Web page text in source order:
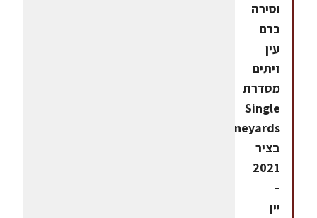
וסירה
כרם
עין
זיתים
מסדרת
Single
Vineyards
בציר
2021
–
יין